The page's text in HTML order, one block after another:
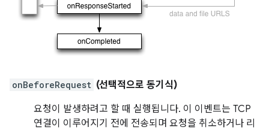
onBeforeRequest (선택적으로 동기식)
요청이 발생하려고 할 때 실행됩니다. 이 이벤트는 TCP
연결이 이루어지기 전에 전송되며 요청을 취소하거나 리